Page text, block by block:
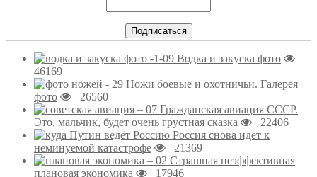
Водка и закуска фото
46169
Ножи боевые и охотничьи. Галерея
фото
26560
Гражданская авиация СССР.
Это, мальчик, будет очень грустная сказка
22406
Россия снова идёт к
неминуемой катастрофе
21369
Страшная неэффективная
плановая экономика
17946